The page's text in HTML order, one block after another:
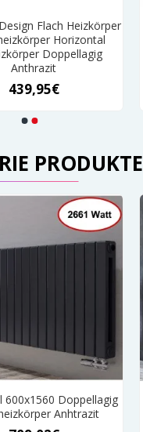
Flach Heizkörper
Horizontal
Doppellagig
Anthrazit
439,95€
PRODUKTE
600x1560 Doppellagig
Anhtrazit